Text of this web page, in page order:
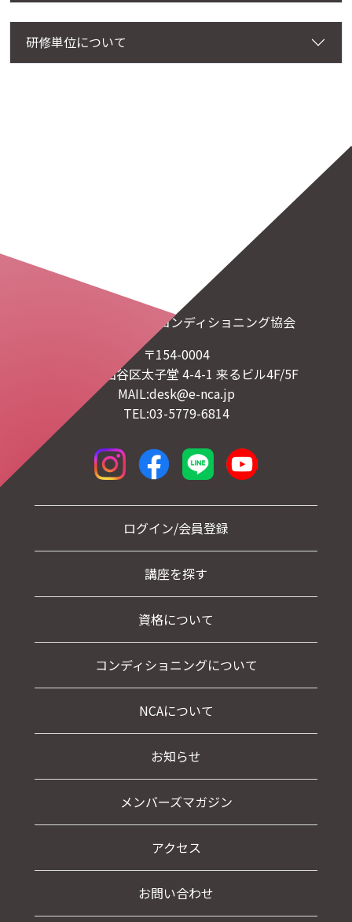
研修単位について
一般社団法人日本コンディショニング協会
〒154-0004
東京都世田谷区太子堂 4-4-1 来るビル4F/5F
MAIL:desk@e-nca.jp
TEL:03-5779-6814
ログイン/会員登録
講座を探す
資格について
コンディショニングについて
NCAについて
お知らせ
メンバーズマガジン
アクセス
お問い合わせ